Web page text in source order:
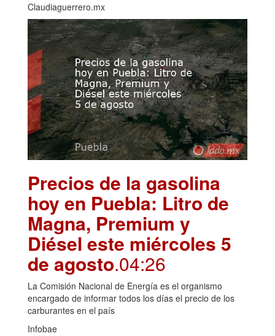
Claudiaguerrero.mx
Precios de la gasolina
hoy en Puebla: Litro de
Magna, Premium y
Diésel este miércoles 5
de agosto.04:26
La Comisión Nacional de Energía es el organismo
encargado de informar todos los días el precio de los
carburantes en el país
Infobae